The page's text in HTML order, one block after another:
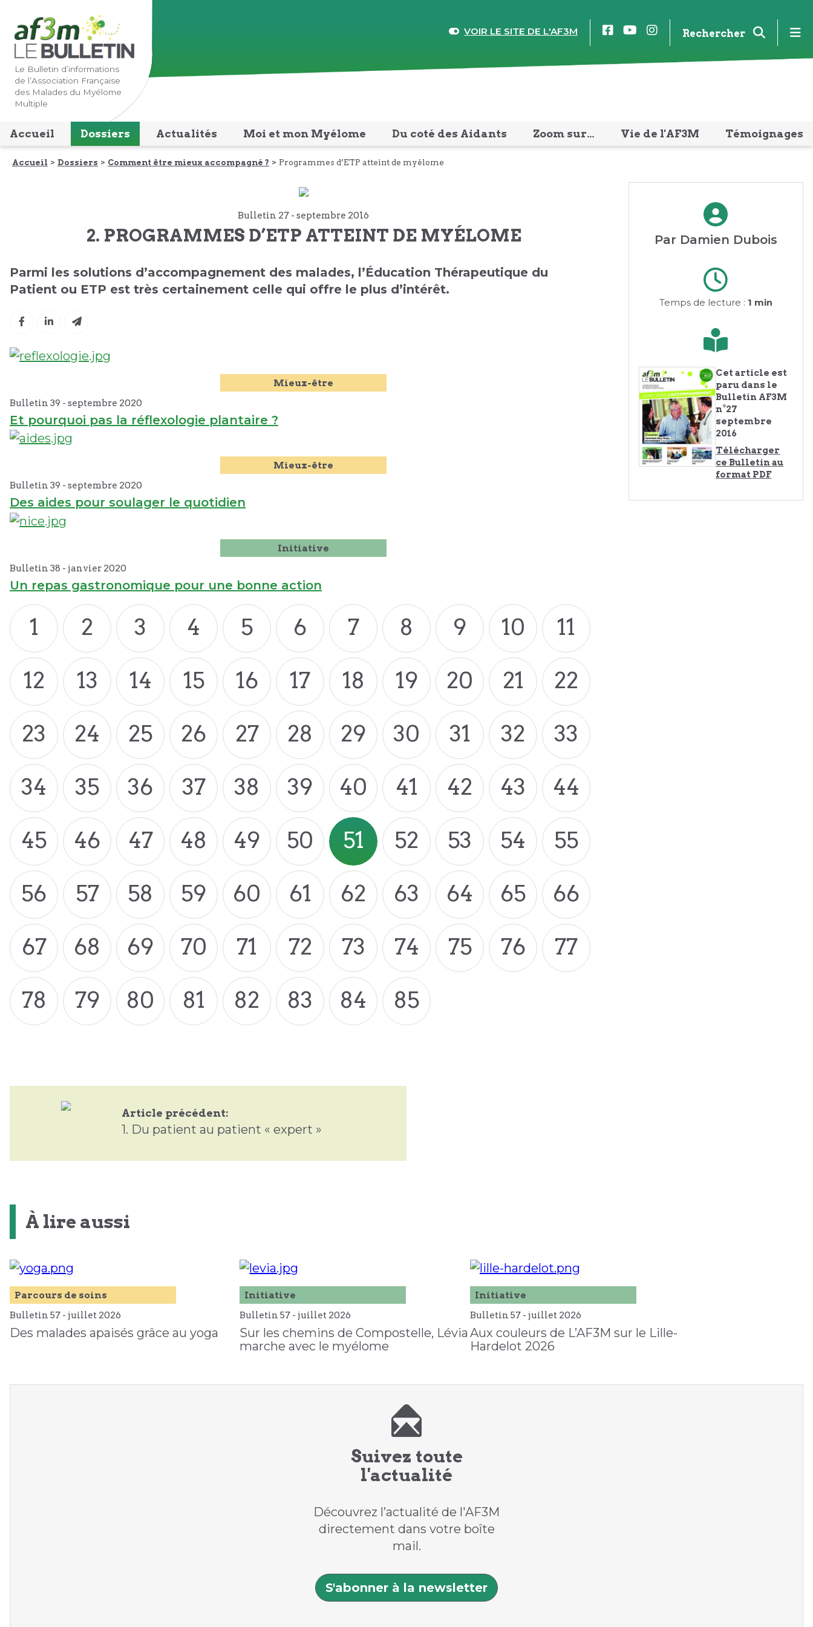
Lien
vers
navigation
principale
Lien
vers
contenu
principal
Le Bulletin d’informations
de l’Association Française
des Malades du Myélome
Multiple
VOIR LE SITE DE L'AF3M FacebookYouTube
Instagram
Rechercher
Accueil Dossiers Actualités Moi et mon Myélome Du coté des Aidants Zoom sur… Vie de l'AF3M Témoignages
Accueil Dossiers Comment être mieux accompagné ? Programmes d’ETP atteint de myélome
Bulletin 27 -septembre 2016
2. PROGRAMMES D’ETP ATTEINT DE MYÉLOME
Parmi les solutions d’accompagnement des malades, l’Éducation Thérapeutique du
Patient ou ETP est très certainement celle qui offre le plus d’intérêt.
Mieux-être
Bulletin 39 - septembre 2020
Et pourquoi pas la réflexologie plantaire ?
Mieux-être
Bulletin 39 - septembre 2020
Des aides pour soulager le quotidien
Initiative
Bulletin 38 - janvier 2020
Un repas gastronomique pour une bonne action
1 2 3 4 5 6 7 8 9 10
11
12
13 14 15 16 17 18 19 20 21
22
23
24 25 26 27 28 29 30 31 32
33
34
35 36 37 38 39 40 41 42 43
44
45
46 47 48 49 50 51 52 53 54
55
56
57 58 59 60 61 62 63 64 65
66
67
68 69 70 71 72 73 74 75 76
77
78
79 80 81 82 83 84 85
Par Damien Dubois
Temps de lecture : 1 min
Cet article est
paru dans le
Bulletin AF3M
n°27
septembre
2016
Télécharger
ce Bulletin au
format PDF
Article précédent:
1. Du patient au patient « expert »
À lire aussi
Parcours de soins
Bulletin 57 - juillet 2026
Des malades apaisés grâce au yoga
Initiative
Bulletin 57 -juillet 2026
Sur les chemins de Compostelle, Lévia
marche avec le myélome
Initiative
Bulletin 57 - juillet 2026
Aux couleurs de L’AF3M sur le Lille-
Hardelot 2026
Suivez toute
l'actualité
Découvrez l’actualité de l'AF3M
directement dans votre boîte
mail.
S'abonner à la newsletter